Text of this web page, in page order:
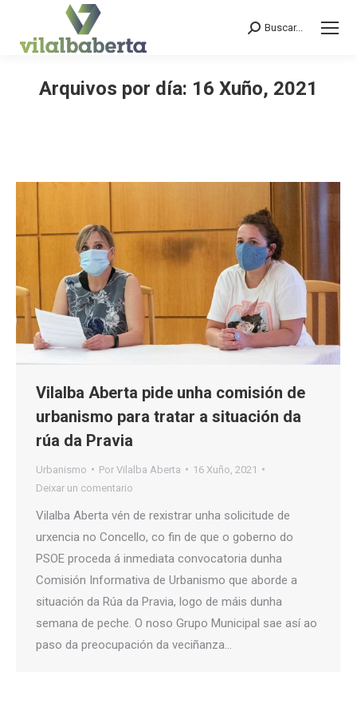
Search:
Buscar...
Arquivos por día: 16 Xuño, 2021
Vilalba Aberta pide unha comisión de
urbanismo para tratar a situación da
rúa da Pravia
Urbanismo Por Vilalba Aberta
16 Xuño, 2021
Deixar un comentario
Vilalba Aberta vén de rexistrar unha solicitude de
urxencia no Concello, co fin de que o goberno do
PSOE proceda á inmediata convocatoria dunha
Comisión Informativa de Urbanismo que aborde a
situación da Rúa da Pravia, logo de máis dunha
semana de peche. O noso Grupo Municipal sae así ao
paso da preocupación da veciñanza…